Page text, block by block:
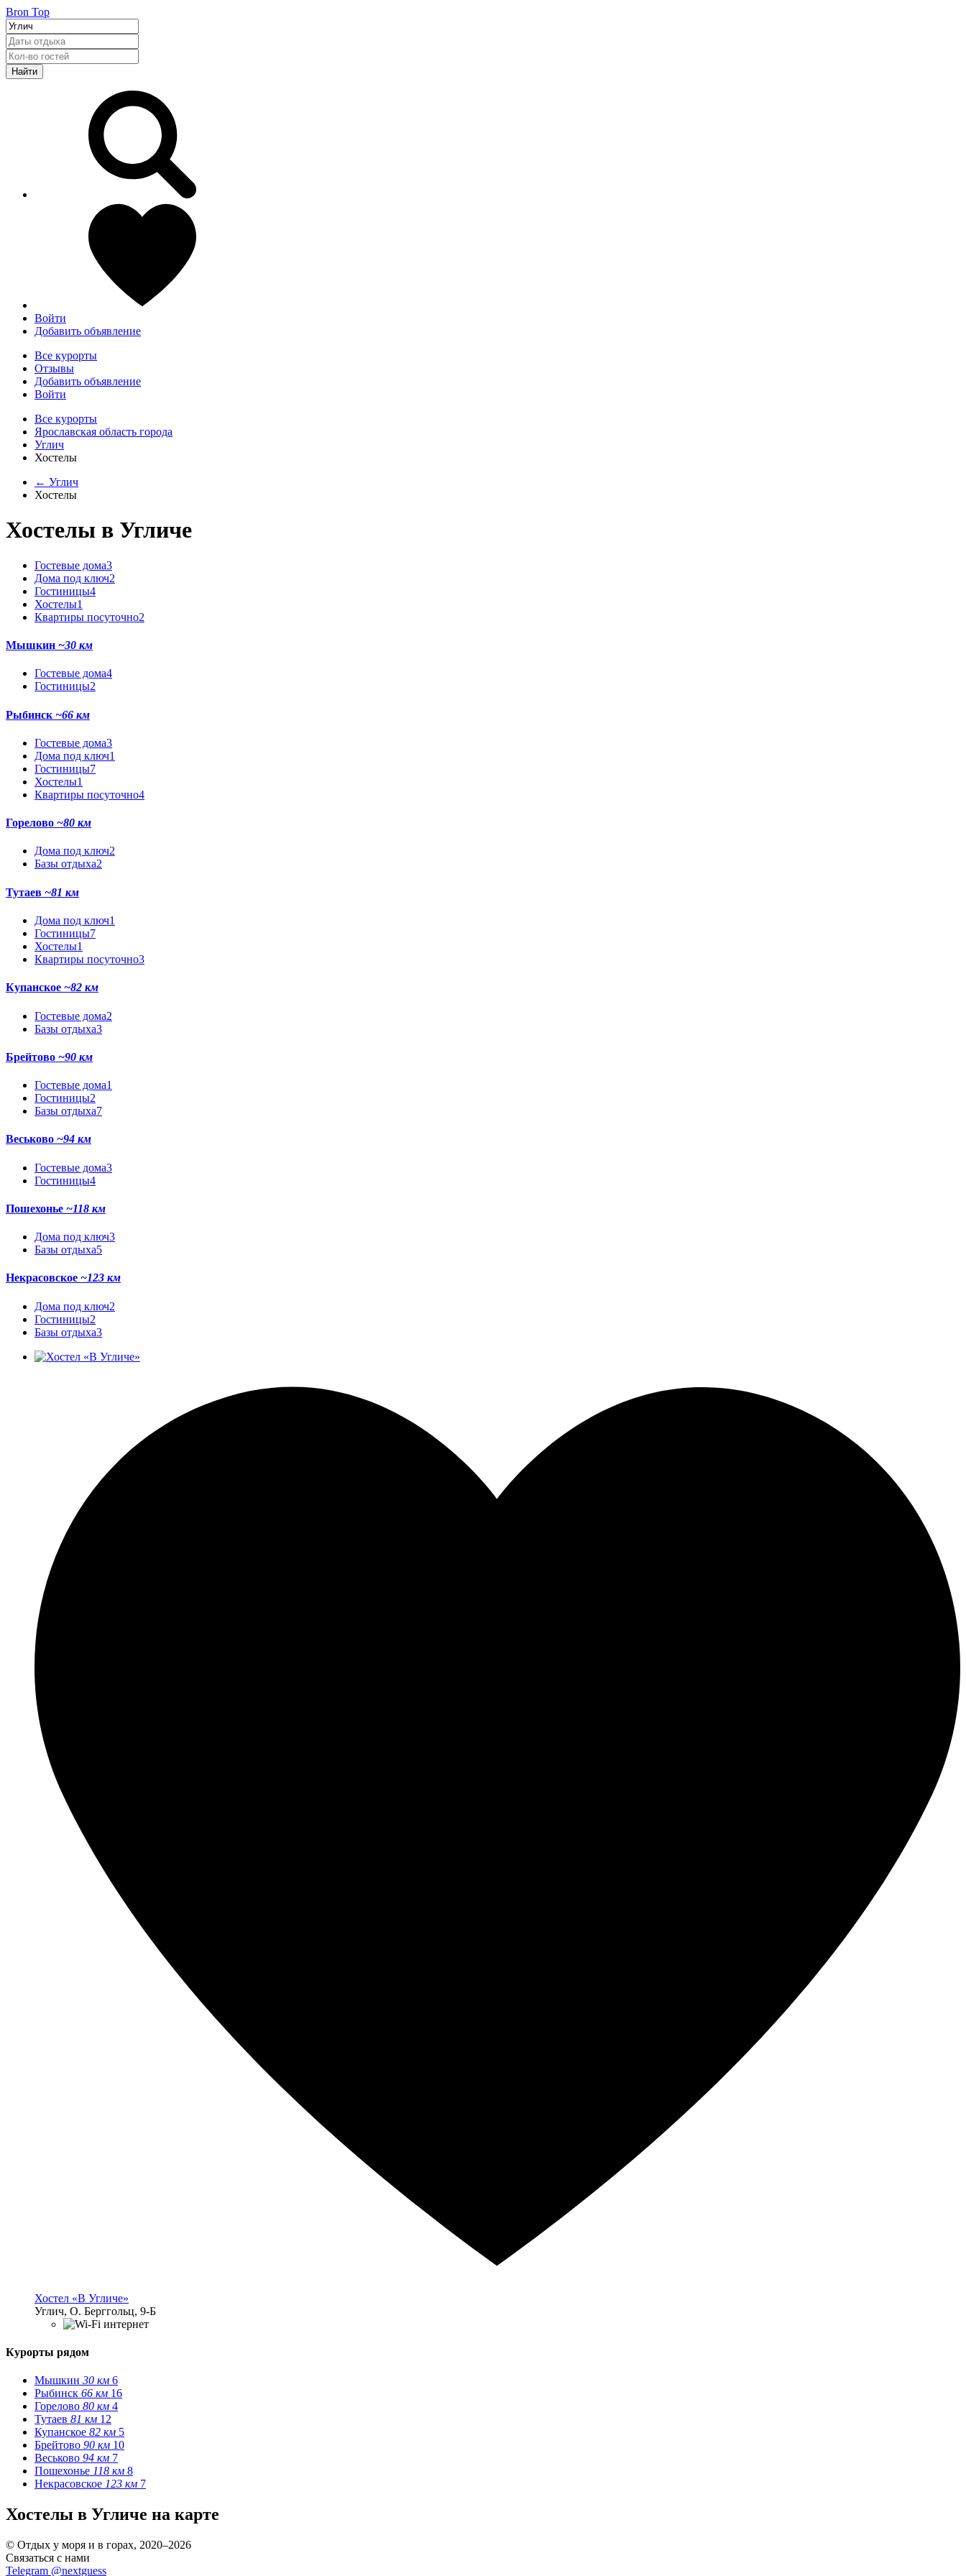
Bron Top
Найти
Войти
Добавить объявление
Все курорты
Отзывы
Добавить объявление
Войти
Все курорты
Ярославская область города
Углич
Хостелы
← Углич
Хостелы
Хостелы в Угличе
Гостевые дома3
Дома под ключ2
Гостиницы4
Хостелы1
Квартиры посуточно2
Мышкин ~30 км
Гостевые дома4
Гостиницы2
Рыбинск ~66 км
Гостевые дома3
Дома под ключ1
Гостиницы7
Хостелы1
Квартиры посуточно4
Горелово ~80 км
Дома под ключ2
Базы отдыха2
Тутаев ~81 км
Дома под ключ1
Гостиницы7
Хостелы1
Квартиры посуточно3
Купанское ~82 км
Гостевые дома2
Базы отдыха3
Брейтово ~90 км
Гостевые дома1
Гостиницы2
Базы отдыха7
Веськово ~94 км
Гостевые дома3
Гостиницы4
Пошехонье ~118 км
Дома под ключ3
Базы отдыха5
Некрасовское ~123 км
Дома под ключ2
Гостиницы2
Базы отдыха3
Хостел «В Угличе»
Углич, О. Берггольц, 9-Б
Курорты рядом
Мышкин 30 км 6
Рыбинск 66 км 16
Горелово 80 км 4
Тутаев 81 км 12
Купанское 82 км 5
Брейтово 90 км 10
Веськово 94 км 7
Пошехонье 118 км 8
Некрасовское 123 км 7
Хостелы в Угличе на карте
© Отдых у моря и в горах, 2020–2026
Связаться с нами
Telegram @nextguess